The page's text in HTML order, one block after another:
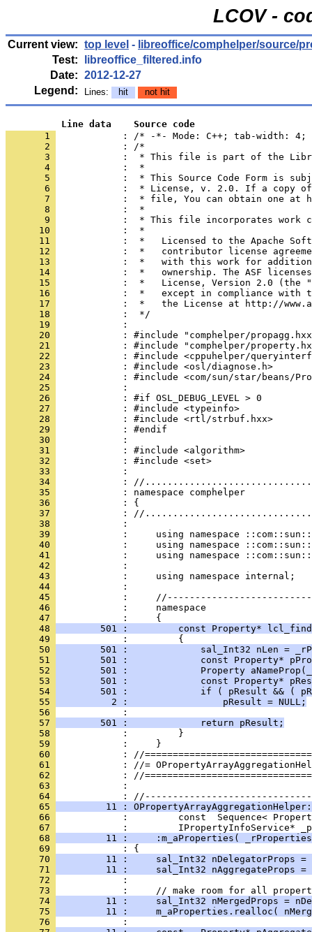
LCOV -
Current view: top level - libreoffice/comphelper/source/
Test:
libreoffice_filtered.info
Date: 2012-12-27
Legend:
Lines: hit not hit
          Line data    Source code
       1
: /* -*- Mode: C++; tab-width:
       2
       3
       4
       5
       6
       7
       8
       9
      10
      11
      12
      13
      14
      15
      16
      17
      18
      19
      20
      21
      22
      23
      24
      25
      26
      27
      28
      29
      30
      31
      32
      33
      34
      35
      36
      37
      38
      39
      40
      41
      42
      43
      44
      45
      46
            :     namespace
      47
      48
501 :         const Property*
      49
      50
501 :             sal_Int32 nLen =
      51
501 :             const Property*
      52
501 :             Property
      53
501 :             const Property*
      54
501 :             if ( pResult && (
      55
          2 :                 pResult = NULL;
      56
      57
        501 :             return pResult;
      58
      59
      60
      61
      62
      63
            :
      64
      65
11 :
      66
      67
      68
11 :     :m_aProperties(
      69
      70
11 :     sal_Int32 nDelegatorProps =
      71
11 :     sal_Int32 nAggregateProps =
      72
      73
      74
11 :     sal_Int32 nMergedProps =
      75
11 :     m_aProperties.realloc(
      76